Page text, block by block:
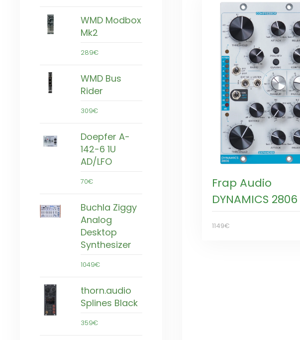
WMD Modbox
Mk2
289€
WMD Bus
Rider
309€
Doepfer A-
142-6 1U
AD/LFO
70€
Buchla Ziggy
Analog
Desktop
Synthesizer
1049€
thorn.audio
Splines Black
359€
Frap Audio
DYNAMICS 2806
1149€